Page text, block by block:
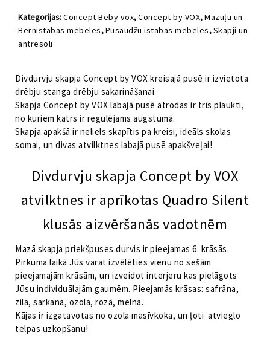
by
VOX
durvis-
daudzums
Kategorijas:Concept Beby vox,Concept by VOX,Mazuļu un
Bērnistabas mēbeles,Pusaudžu istabas mēbeles,Skapji un
antresoli
Divdurvju skapja Concept by VOX kreisajā pusē ir izvietota
drēbju stanga drēbju sakarināšanai.
Skapja Concept by VOX labajā pusē atrodas ir trīs plaukti,
no kuriem katrs ir regulējams augstumā.
Skapja apakšā ir neliels skapītis pa kreisi, ideāls skolas
somai, un divas atvilktnes labajā pusē apakšveļai!
Divdurvju skapja Concept by VOX
atvilktnes ir aprīkotas Quadro Silent
klusās aizvēršanās vadotnēm
Mazā skapja priekšpuses durvis ir pieejamas 6. krāsās.
Pirkuma laikā Jūs varat izvēlēties vienu no sešām
pieejamajām krāsām, un izveidot interjeru kas pielāgots
Jūsu individuālajām gaumēm. Pieejamās krāsas: safrāna,
zila, sarkana, ozola, rozā, melna.
Kājas ir izgatavotas no ozola masīvkoka, un ļoti atvieglo
telpas uzkopšanu!